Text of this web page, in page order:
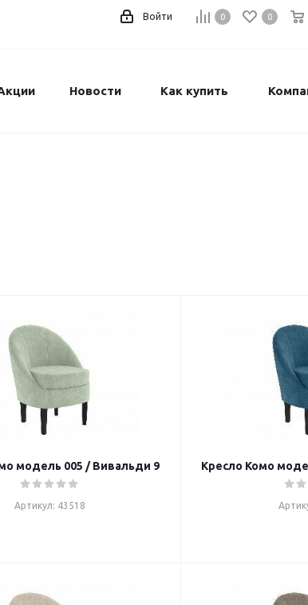
0 0
Войти
Новости Как купить
модель 005 / Вивальди 9
Артикул: 43518
Кресло Комо